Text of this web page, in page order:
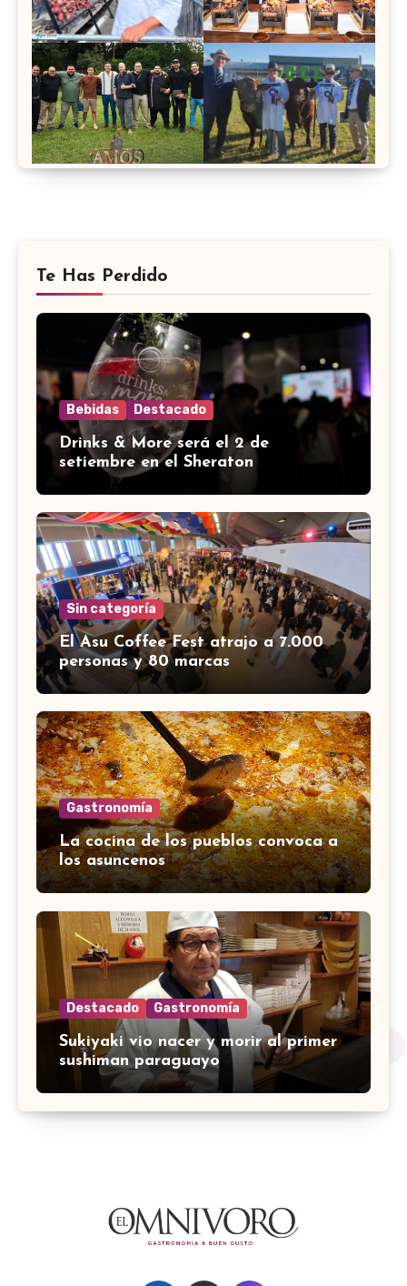
Te Has Perdido
Bebidas Destacado
Drinks & More será el 2 de
setiembre en el Sheraton
Sin categoría
El Asu Coffee Fest atrajo a 7.000
personas y 80 marcas
Gastronomía
La cocina de los pueblos convoca a
los asuncenos
Destacado Gastronomía
Sukiyaki vio nacer y morir al primer
sushiman paraguayo